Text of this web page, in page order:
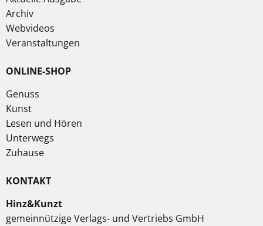
Archiv
Webvideos
Veranstaltungen
ONLINE-SHOP
Genuss
Kunst
Lesen und Hören
Unterwegs
Zuhause
KONTAKT
Hinz&Kunzt
gemeinnützige Verlags- und Vertriebs GmbH